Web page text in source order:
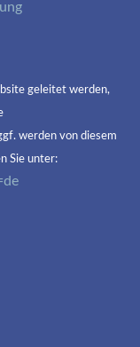
geleitet werden,
werden von diesem
Sie unter: